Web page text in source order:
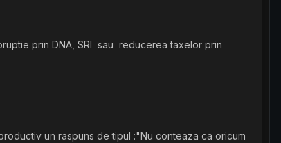
prin DNA, SRI sau reducerea taxelor prin
un raspuns de tipul :"Nu conteaza ca oricum